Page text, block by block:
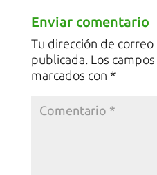
Enviar comentario
Tu dirección de
publicada. Los
marcados con *